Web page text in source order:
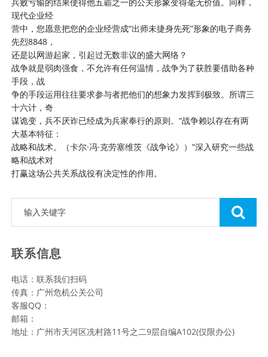
现代企业经
营中，您愿意把您的企业经营成“出师未捷身先死”形象的电子商务
先烈8848，
还是以网游起家，引起过无数非议的盛大网络？
战争就是弱肉强食，不允许有任何温情，战争为了获胜要借助各种
手段，战
争的手段运用往往要求参与者把他们的想象力发挥到极致。所谓三
十六计，奇
谋诡变，兵不厌诈已经成为兵家奉行的原则。“战争赖以存在有两
大基本特征：
战略和战术。（卡尔·冯·克劳塞维茨《战争论》）”深入研究一些战
略和战术对
打赢这场公共关系战役有决定性的作用。
联系信息
电话：联系我们扫码
传真：广州危机公关公司
客服QQ：
邮箱：
地址：广州市天河区冼村路11号之二9层自编A102(仅限办公)